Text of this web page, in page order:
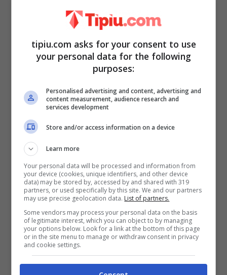
Melory, la sorella, ha nove anni in
meno di lei, ed è bellissima!
La donna è nata il 1° novembre del 1990,
dunque, dati alla mano, ha nove anni in
meno della più conosciuta sorellaIlary.
Nata sotto il segno dello Scorpione, è
tipiu.com asks for your consent to use
your personal data for the following
purposes:
Personalised advertising and content, advertising and
content measurement, audience research and
services development
Store and/or access information on a device
Learn more
Your personal data will be processed and information from
your device (cookies, unique identifiers, and other device
data) may be stored by, accessed by and shared with 319
partners, or used specifically by this site. We and our partners
may use precise geolocation data. List of partners.
Some vendors may process your personal data on the basis
of legitimate interest, which you can object to by managing
your options below. Look for a link at the bottom of this page
or in the site menu to manage or withdraw consent in privacy
and cookie settings.